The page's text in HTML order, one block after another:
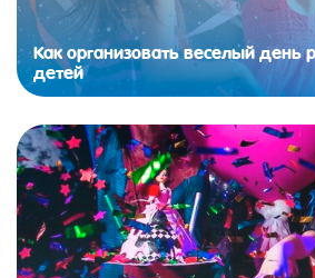
Как организовать веселый
детей